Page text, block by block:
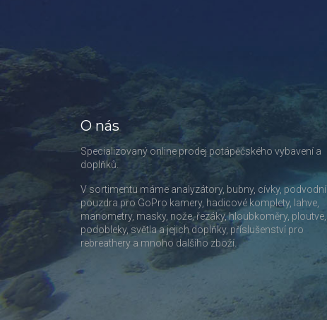
O nás
Specializovaný online prodej potápěčského vybavení a
doplňků.
V sortimentu máme analyzátory, bubny, cívky, podvodní
pouzdra pro GoPro kamery, hadicové komplety, lahve,
manometry, masky, nože, řezáky, hloubkoměry, ploutve,
podobleky, světla a jejich doplňky, příslušenství pro
rebreathery a mnoho dalšího zboží.